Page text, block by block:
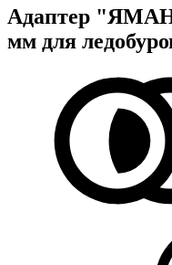
Адаптер
мм для